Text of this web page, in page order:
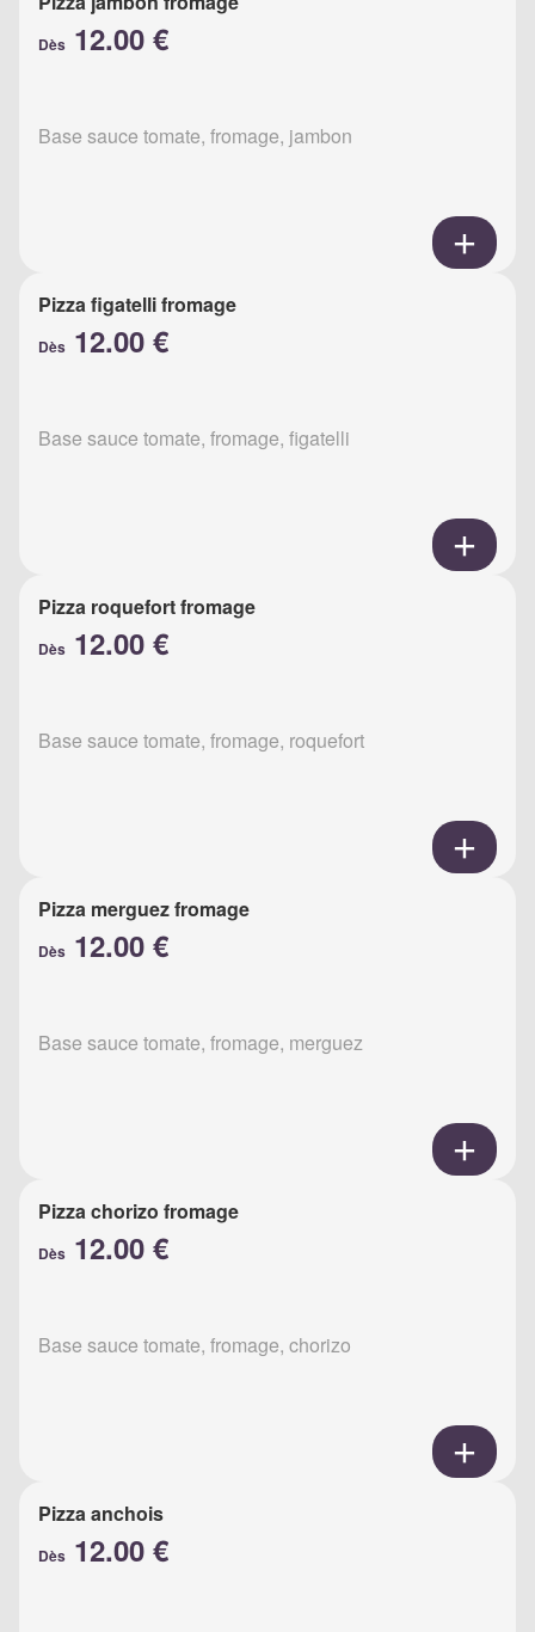
Dès 12.00 €
Base sauce tomate, fromage, jambon
Pizza figatelli fromage
Dès 12.00 €
Base sauce tomate, fromage, figatelli
Pizza roquefort fromage
Dès 12.00 €
Base sauce tomate, fromage, roquefort
Pizza merguez fromage
Dès 12.00 €
Base sauce tomate, fromage, merguez
Pizza chorizo fromage
Dès 12.00 €
Base sauce tomate, fromage, chorizo
Pizza anchois
Dès 12.00 €